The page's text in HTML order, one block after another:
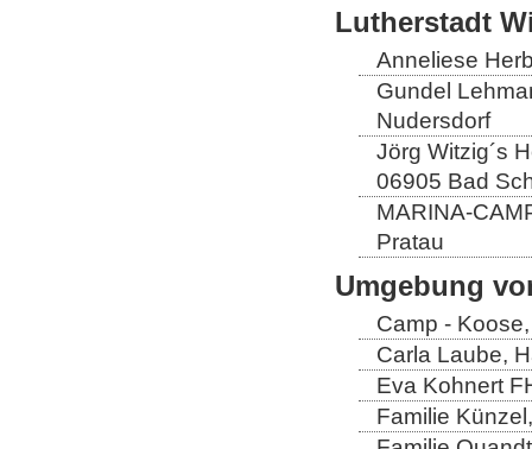
Lutherstadt
Anneliese
Gundel
Nudersdorf
Jörg Witzig´s
06905 Bad
MARINA-
Pratau
Umgebung
Camp -
Carla Laube,
Eva Kohnert
Familie